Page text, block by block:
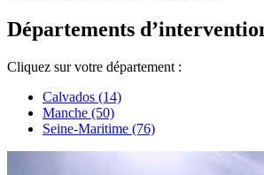
Départements
Cliquez sur votre département :
Calvados (14)
Manche (50)
Seine-Maritime (76)